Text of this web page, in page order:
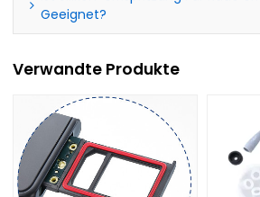
Geeignet?
Verwandte Produkte